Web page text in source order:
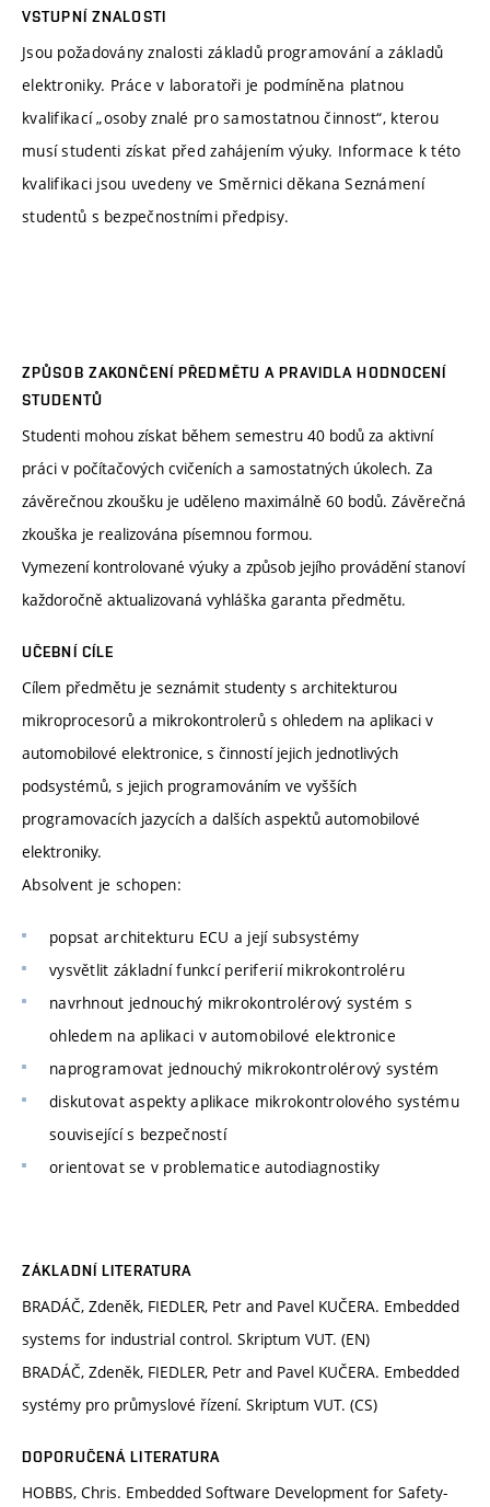
VSTUPNÍ ZNALOSTI
Jsou požadovány znalosti základů programování a základů
elektroniky. Práce v laboratoři je podmíněna platnou
kvalifikací „osoby znalé pro samostatnou činnost“, kterou
musí studenti získat před zahájením výuky. Informace k této
kvalifikaci jsou uvedeny ve Směrnici děkana Seznámení
studentů s bezpečnostními předpisy.
ZPŮSOB ZAKONČENÍ PŘEDMĚTU A PRAVIDLA HODNOCENÍ
STUDENTŮ
Studenti mohou získat během semestru 40 bodů za aktivní
práci v počítačových cvičeních a samostatných úkolech. Za
závěrečnou zkoušku je uděleno maximálně 60 bodů. Závěrečná
zkouška je realizována písemnou formou.
Vymezení kontrolované výuky a způsob jejího provádění stanoví
každoročně aktualizovaná vyhláška garanta předmětu.
UČEBNÍ CÍLE
Cílem předmětu je seznámit studenty s architekturou
mikroprocesorů a mikrokontrolerů s ohledem na aplikaci v
automobilové elektronice, s činností jejich jednotlivých
podsystémů, s jejich programováním ve vyšších
programovacích jazycích a dalších aspektů automobilové
elektroniky.
Absolvent je schopen:
popsat architekturu ECU a její subsystémy
vysvětlit základní funkcí periferií mikrokontroléru
navrhnout jednouchý mikrokontrolérový systém s
ohledem na aplikaci v automobilové elektronice
naprogramovat jednouchý mikrokontrolérový systém
diskutovat aspekty aplikace mikrokontrolového systému
související s bezpečností
orientovat se v problematice autodiagnostiky
ZÁKLADNÍ LITERATURA
BRADÁČ, Zdeněk, FIEDLER, Petr and Pavel KUČERA. Embedded
systems for industrial control. Skriptum VUT. (EN)
BRADÁČ, Zdeněk, FIEDLER, Petr and Pavel KUČERA. Embedded
systémy pro průmyslové řízení. Skriptum VUT. (CS)
DOPORUČENÁ LITERATURA
HOBBS, Chris. Embedded Software Development for Safety-